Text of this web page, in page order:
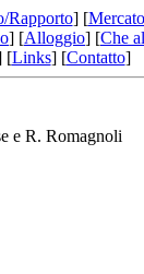
Rapporto] [
] [Alloggio] [Che
[Links] [Contatto]
e R. Romagnoli